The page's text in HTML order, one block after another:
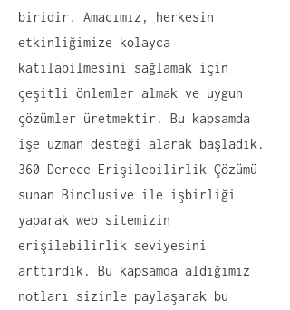
biridir. Amacımız, herkesin
etkinliğimize kolayca
katılabilmesini sağlamak için
çeşitli önlemler almak ve uygun
çözümler üretmektir. Bu kapsamda
işe uzman desteği alarak başladık.
360 ​​Derece Erişilebilirlik Çözümü
sunan Binclusive ile işbirliği
yaparak web sitemizin
erişilebilirlik seviyesini
arttırdık. Bu kapsamda aldığımız
notları sizinle paylaşarak bu